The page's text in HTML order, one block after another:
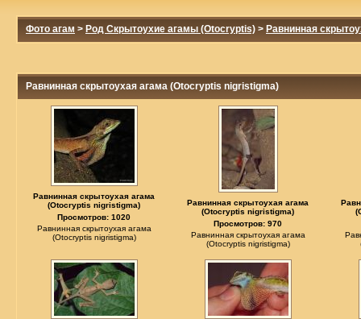
Фото агам > Род Скрытоухие агамы (Otocryptis) > Равнинная
Равнинная скрытоухая агама (Otocryptis nigristigma)
Равнинная скрытоухая агама
(Otocryptis nigristigma)
Просмотров: 1020
Равнинная скрытоухая агама
(Otocryptis nigristigma)
Равнинная скрытоухая агама
(Otocryptis nigristigma)
Просмотров: 970
Равнинная скрытоухая агама
(Otocryptis nigristigma)